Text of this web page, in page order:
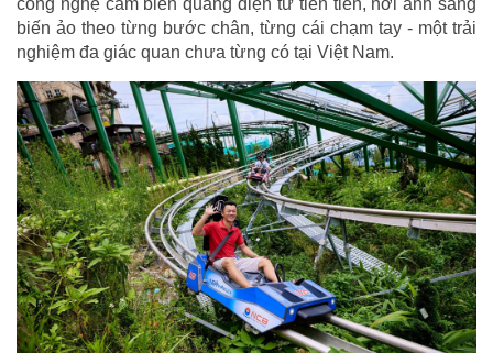
biến ảo theo từng bước chân, từng cái chạm tay - một trải
nghiệm đa giác quan chưa từng có tại Việt Nam.